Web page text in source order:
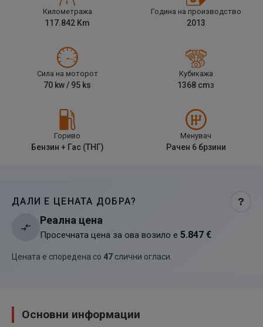
Километража
117.842 Km
Година на производство
2013
Сила на моторот
70 kw / 95 ks
Кубикажа
1368 cm3
Гориво
Бензин + Гас (ТНГ)
Менувач
Рачен 6 брзини
ДАЛИ Е ЦЕНАТА ДОБРА? ?
Реална цена
Просечната цена за ова возило е 5.847 €
Цената е споредена со 47 слични огласи
Основни информации